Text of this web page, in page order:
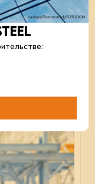
и надежды
мировое
эксперты